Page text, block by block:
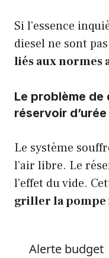
Si l’essence
diesel ne sont
liés aux
Le problème
réservoir d’urée
Le système
l’air libre. Le
l’effet du vide.
griller la pompe
Alerte budget